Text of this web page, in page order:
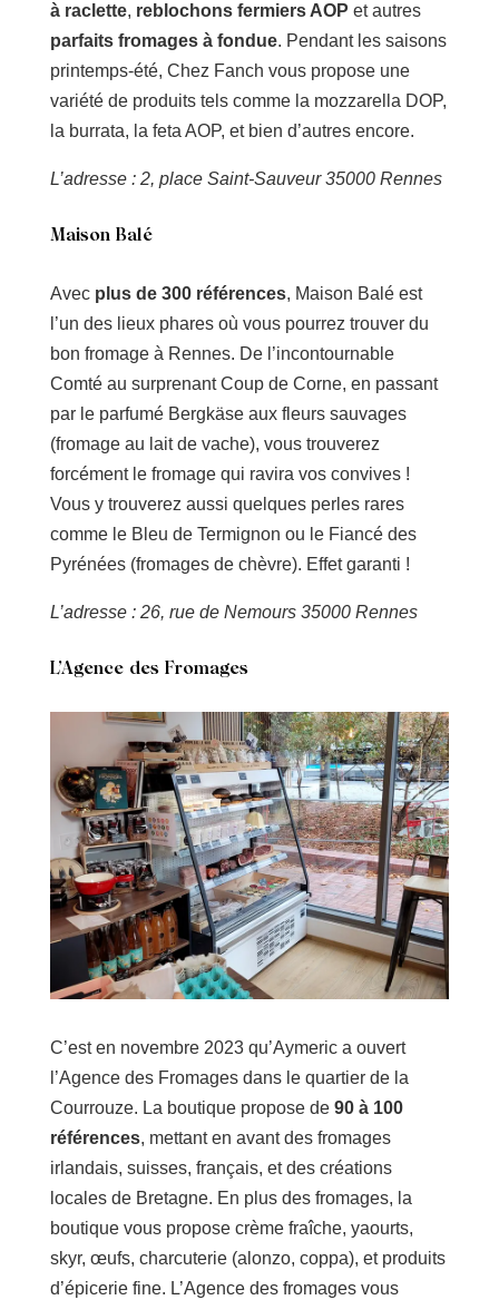
à raclette, reblochons fermiers AOP et autres
parfaits fromages à fondue. Pendant les saisons
printemps-été, Chez Fanch vous propose une
variété de produits tels comme la mozzarella DOP,
la burrata, la feta AOP, et bien d’autres encore.
L’adresse : 2, place Saint-Sauveur 35000 Rennes
Maison Balé
Avec plus de 300 références, Maison Balé est
l’un des lieux phares où vous pourrez trouver du
bon fromage à Rennes. De l’incontournable
Comté au surprenant Coup de Corne, en passant
par le parfumé Bergkäse aux fleurs sauvages
(fromage au lait de vache), vous trouverez
forcément le fromage qui ravira vos convives !
Vous y trouverez aussi quelques perles rares
comme le Bleu de Termignon ou le Fiancé des
Pyrénées (fromages de chèvre). Effet garanti !
L’adresse : 26, rue de Nemours 35000 Rennes
L’Agence des Fromages
C’est en novembre 2023 qu’Aymeric a ouvert
l’Agence des Fromages dans le quartier de la
Courrouze. La boutique propose de 90 à 100
références, mettant en avant des fromages
irlandais, suisses, français, et des créations
locales de Bretagne. En plus des fromages, la
boutique vous propose crème fraîche, yaourts,
skyr, œufs, charcuterie (alonzo, coppa), et produits
d’épicerie fine. L’Agence des fromages vous